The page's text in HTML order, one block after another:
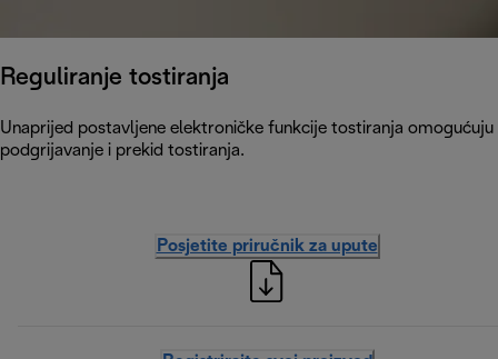
Reguliranje tostiranja
Unaprijed postavljene elektroničke funkcije tostiranja
podgrijavanje i prekid tostiranja.
Posjetite priručnik za upute